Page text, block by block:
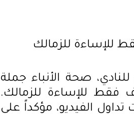
للإساءة للزمالك
صحة الأنباء جملة
فقط للإساءة للزمالك.
الفيديو، مؤكداً على